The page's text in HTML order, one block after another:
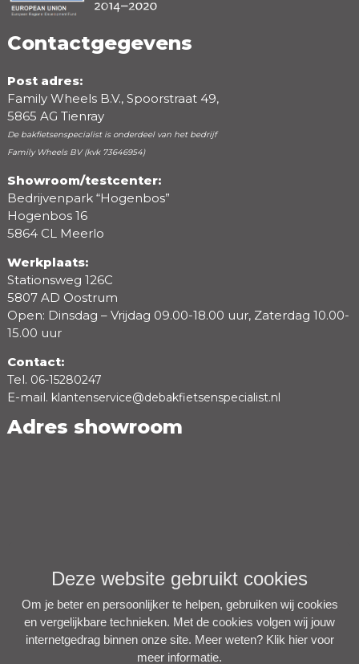
Beoordeling
Contactgegevens
Post adres:
Family Wheels B.V., Spoorstraat 49,
5865 AG Tienray
De bakfietsenspecialist is onderdeel van het bedrijf
Family Wheels BV (kvk 73646954)
Showroom/testcenter:
Bedrijvenpark “Hogenbos”
Hogenbos 16
5864 CL Meerlo
Werkplaats:
Stationsweg 126C
5807 AD Oostrum
Open: Dinsdag – Vrijdag 09.00-18.00 uur, Zaterdag 10.00-
15.00 uur
Contact:
Tel. 06-15280247
E-mail. klantenservice@debakfietsenspecialist.nl
Adres showroom
Deze website gebruikt cookies
Om je beter en persoonlijker te helpen, gebruiken wij cookies
en vergelijkbare technieken. Met de cookies volgen wij jouw
internetgedrag binnen onze site. Meer weten? Klik hier voor
meer informatie.